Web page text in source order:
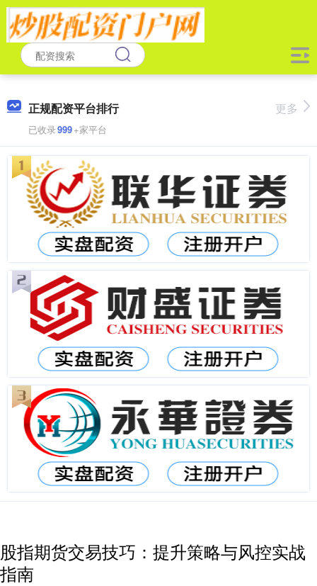
正规配资平台排行
已收录999+家平台
更多
股指期货交易技巧：提升策略与风控实战
指南